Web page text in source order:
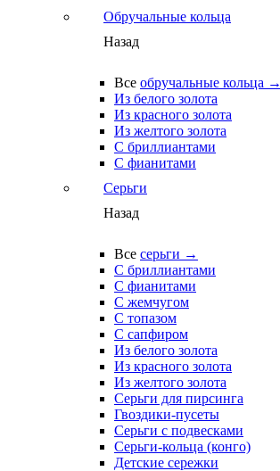
Обручальные кольца
Назад
Все обручальные кольца →
Из белого золота
Из красного золота
Из желтого золота
С бриллиантами
С фианитами
Серьги
Назад
Все серьги →
С бриллиантами
С фианитами
С жемчугом
С топазом
С сапфиром
Из белого золота
Из красного золота
Из желтого золота
Серьги для пирсинга
Гвоздики-пусеты
Серьги с подвесками
Серьги-кольца (конго)
Детские сережки